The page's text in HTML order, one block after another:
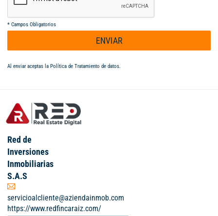
* Campos Obligatorios
ENVIAR
Al enviar aceptas la Política de Tratamiento de datos.
Red de
Inversiones
Inmobiliarias
S.A.S
servicioalcliente@aziendainmob.com
https://www.redfincaraiz.com/